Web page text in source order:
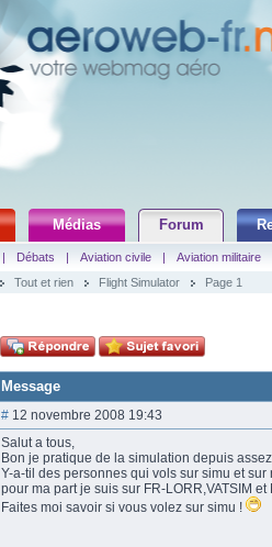
Médias Forum
| Débats | Aviation civile |
Aviation militaire
Tout et rien Flight Simulator Page 1
Message
# 12 novembre 2008 19:43
Salut a tous,
Bon je pratique de la simulation depuis
Y-a-til des personnes qui vols sur simu et sur
pour ma part je suis sur FR-LORR,VATSIM
Faites moi savoir si vous volez sur simu !